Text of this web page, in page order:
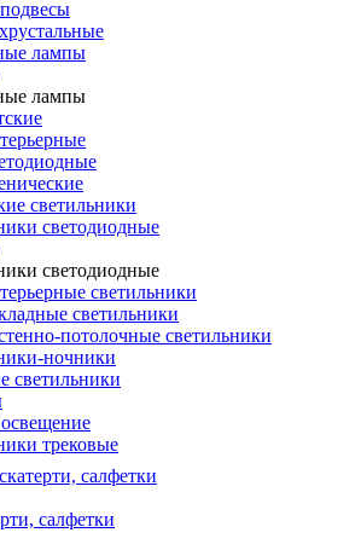
лампы
лампы
светильники
светодиодные
светодиодные
светильники
светильники
потолочные светильники
ночники
светильники
трековые
салфетки
салфетки